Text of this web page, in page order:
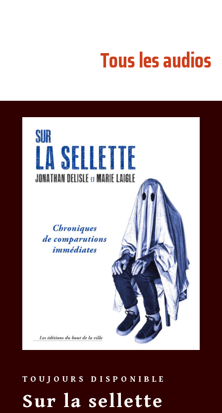
Tous les audios
TOUJOURS DISPONIBLE
Sur la sellette